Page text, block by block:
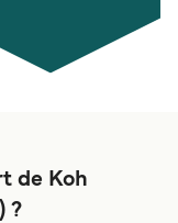
de Koh
?